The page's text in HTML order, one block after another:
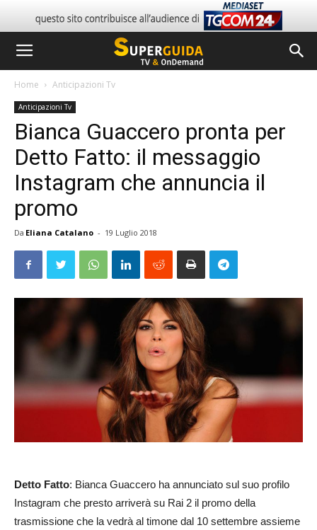
Home Anticipazioni Tv
Anticipazioni Tv
Bianca Guaccero pronta per
Detto Fatto: il messaggio
Instagram che annuncia il
promo
Da Eliana Catalano - 19 Luglio 2018
Detto Fatto: Bianca Guaccero ha annunciato sul suo profilo
Instagram che presto arriverà su Rai 2 il promo della
trasmissione che la vedrà al timone dal 10 settembre assieme